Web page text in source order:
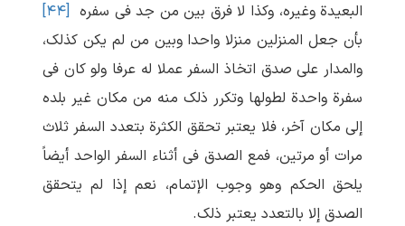
البعیدة وغیره، وکذا لا فرق بین من جد فی سفره [۴۴]
بأن جعل المنزلین منزلا واحدا وبین من لم یکن کذلک،
والمدار علی صدق اتخاذ السفر عملا له عرفا ولو کان فی
سفرة واحدة لطولها وتکرر ذلک منه من مکان غیر بلده
إلی مکان آخر، فلا یعتبر تحقق الکثرة بتعدد السفر ثلاث
مرات أو مرتین، فمع الصدق فی أثناء السفر الواحد أیضاً
یلحق الحکم وهو وجوب الإتمام، نعم إذا لم یتحقق
الصدق إلا بالتعدد یعتبر ذلک.